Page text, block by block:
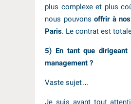
plus complexe et plus
nous pouvonsoffrir à
Paris. Le contrat est
5) En tant que dirigeant
management ?
Vaste sujet…
Je suis avant tout